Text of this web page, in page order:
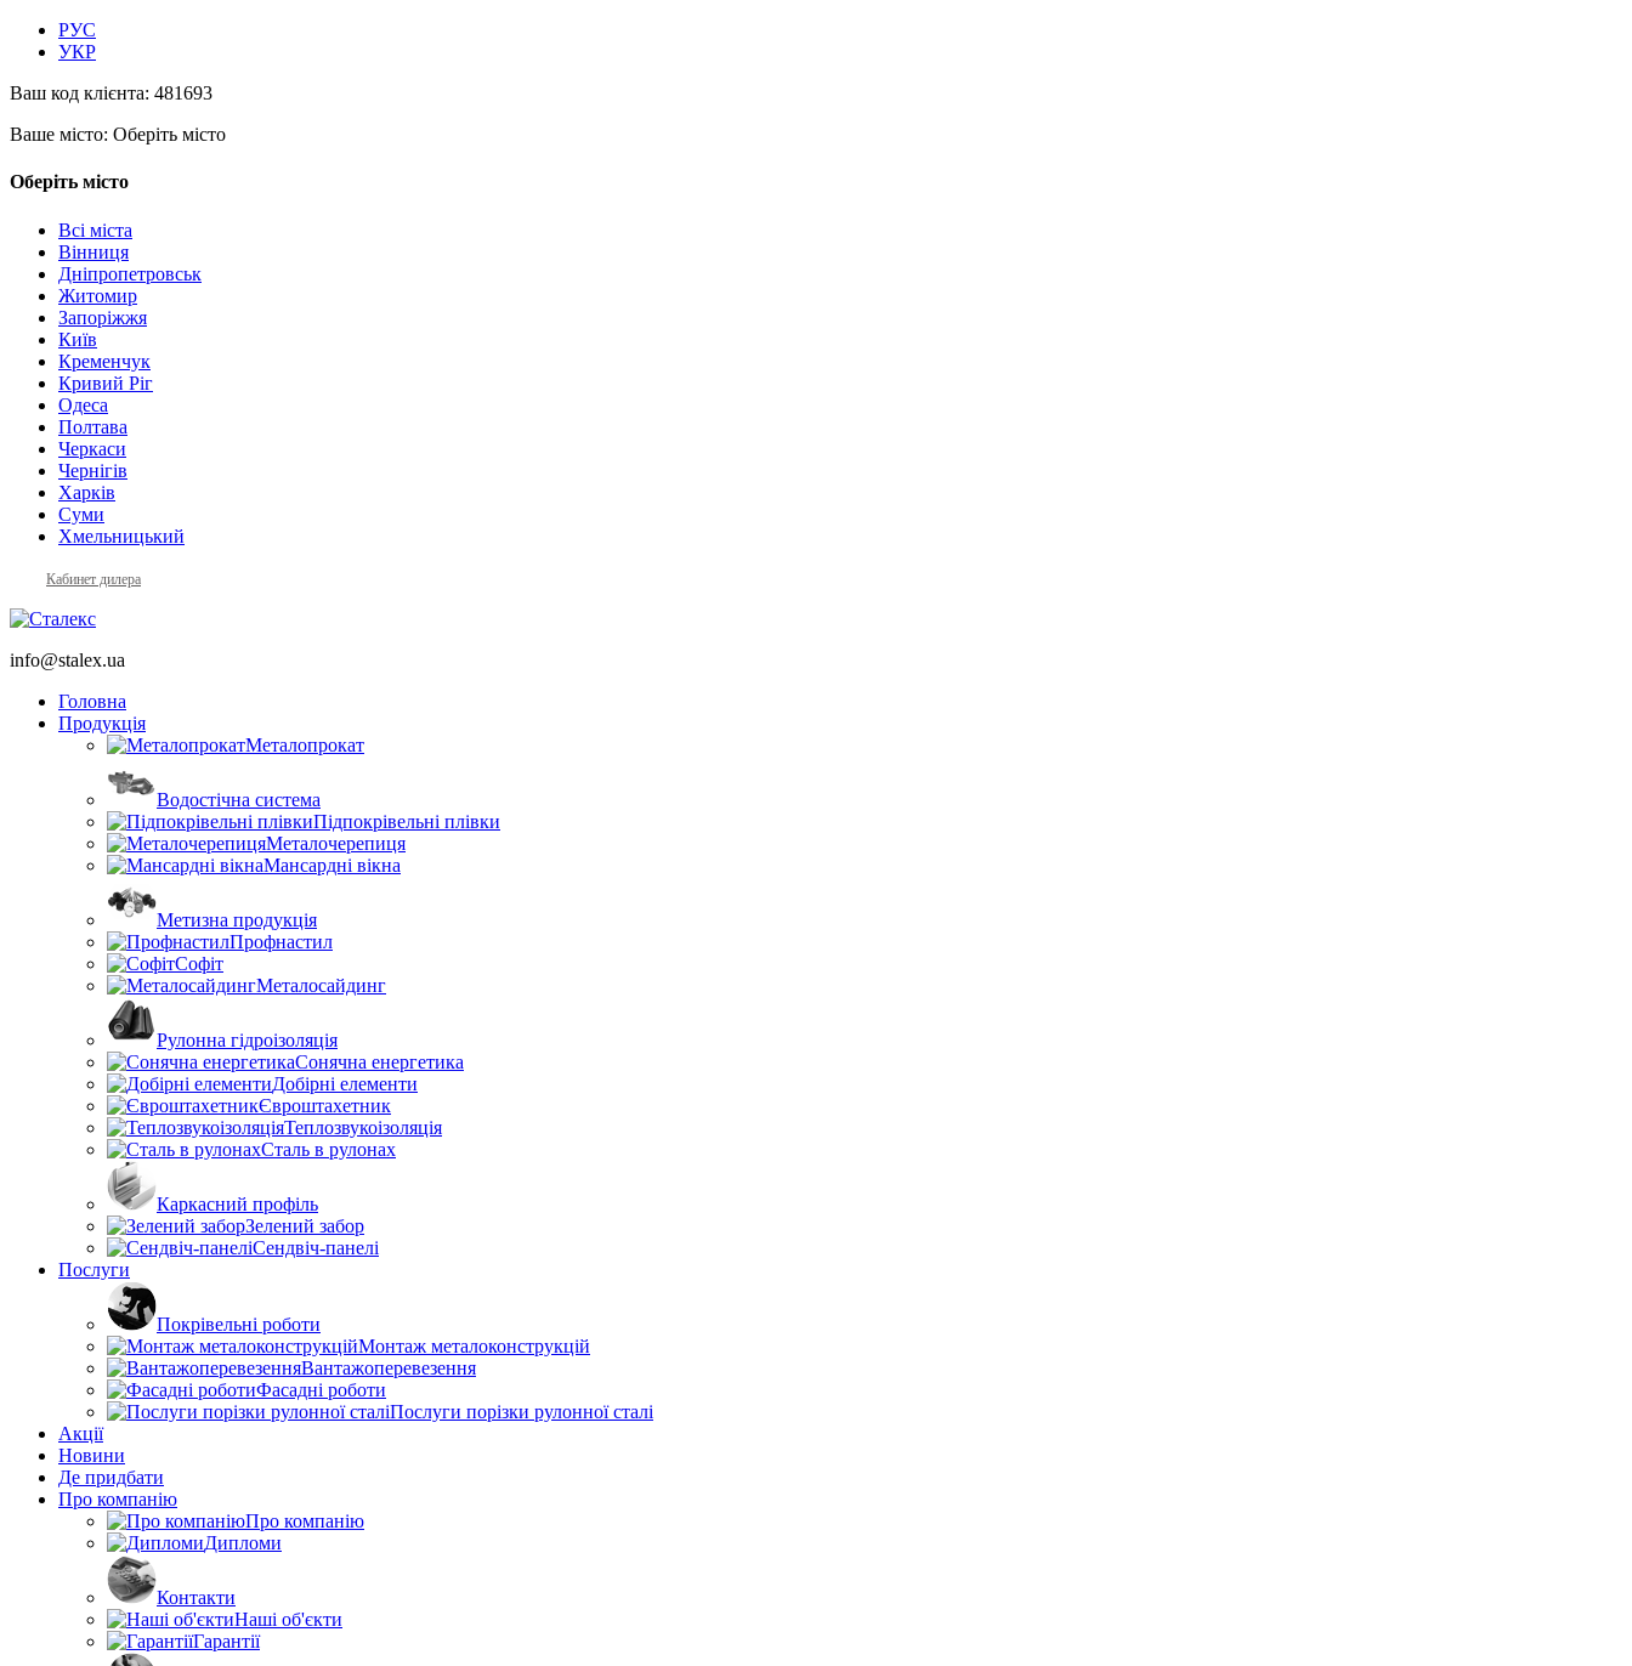
РУС
УКР
Ваш код клієнта: 481693
Ваше місто: Оберіть місто
Оберіть місто
Всі міста
Вінниця
Дніпропетровськ
Житомир
Запоріжжя
Київ
Кременчук
Кривий Ріг
Одеса
Полтава
Черкаси
Чернігів
Харків
Суми
Хмельницький
Кабинет дилера
info@stalex.ua
Головна
Продукція
Металопрокат
Водостічна система
Підпокрівельні плівки
Металочерепиця
Мансардні вікна
Метизна продукція
Профнастил
Софіт
Металосайдинг
Рулонна гідроізоляція
Сонячна енергетика
Добірні елементи
Євроштахетник
Теплозвукоізоляція
Сталь в рулонах
Каркасний профіль
Зелений забор
Сендвіч-панелі
Послуги
Покрівельні роботи
Монтаж металоконструкцій
Вантажоперевезення
Фасадні роботи
Послуги порізки рулонної сталі
Акції
Новини
Де придбати
Про компанію
Про компанію
Дипломи
Контакти
Наші об'єкти
Гарантії